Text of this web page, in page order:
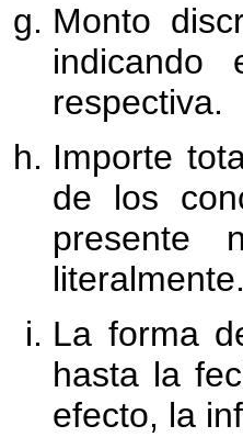
Monto
respectiva.
Importe
de los
presente
literalmente.
La forma
hasta la
efecto, la